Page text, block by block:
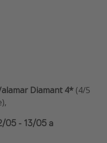
Diamant 4* (4/5
05 - 13/05 a